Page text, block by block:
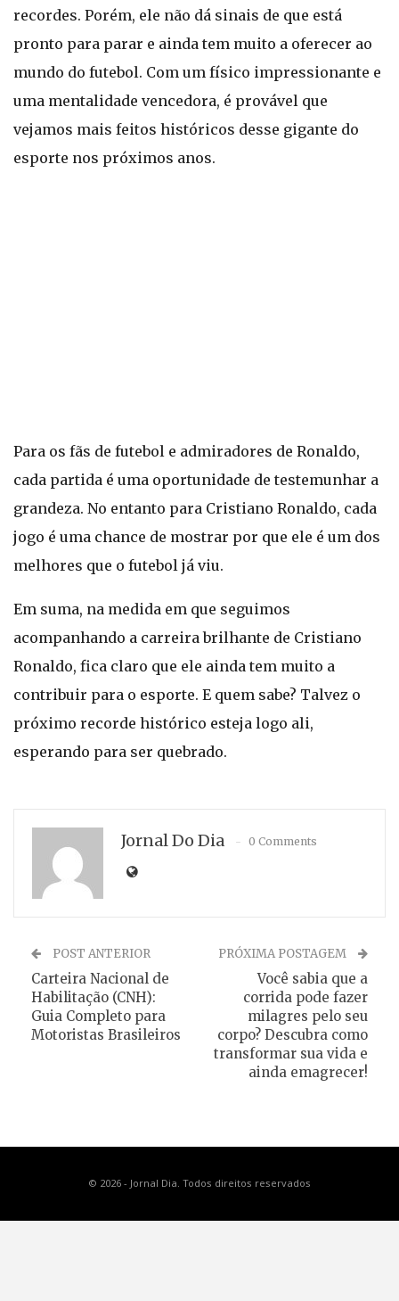
recordes. Porém, ele não dá sinais de que está
pronto para parar e ainda tem muito a oferecer ao
mundo do futebol. Com um físico impressionante e
uma mentalidade vencedora, é provável que
vejamos mais feitos históricos desse gigante do
esporte nos próximos anos.
Para os fãs de futebol e admiradores de Ronaldo,
cada partida é uma oportunidade de testemunhar a
grandeza. No entanto para Cristiano Ronaldo, cada
jogo é uma chance de mostrar por que ele é um dos
melhores que o futebol já viu.
Em suma, na medida em que seguimos
acompanhando a carreira brilhante de Cristiano
Ronaldo, fica claro que ele ainda tem muito a
contribuir para o esporte. E quem sabe? Talvez o
próximo recorde histórico esteja logo ali,
esperando para ser quebrado.
Jornal Do Dia 0 Comments
POST ANTERIOR
Carteira Nacional de
Habilitação (CNH):
Guia Completo para
Motoristas Brasileiros
PRÓXIMA POSTAGEM
Você sabia que a
corrida pode fazer
milagres pelo seu
corpo? Descubra como
transformar sua vida e
ainda emagrecer!
© 2026 - Jornal Dia. Todos direitos reservados